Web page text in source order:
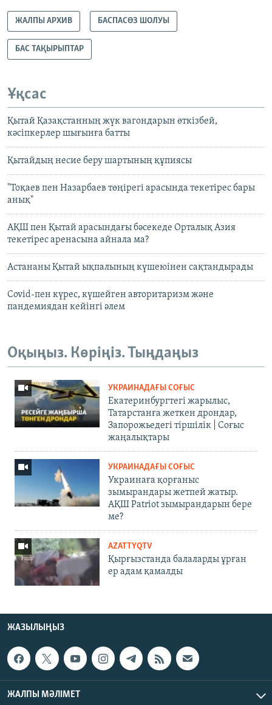
ЖАЛПЫ АРХИВ БАСПАСӨЗ ШОЛУЫ
БАС ТАҚЫРЫПТАР
Ұқсас
Қытай Қазақстанның жүк вагондарын өткізбей,
кәсіпкерлер шығынға батты
Қытайдың несие беру шартының құпиясы
"Тоқаев пен Назарбаев төңірегі арасында текетірес бары
анық"
АҚШ пен Қытай арасындағы бәсекеде Орталық Азия
текетірес аренасына айнала ма?
Астананы Қытай ықпалының күшеюінен сақтандырады
Covid-пен күрес, күшейген авторитаризм және
пандемиядан кейінгі әлем
Оқыңыз. Көріңіз. Тыңдаңыз
УКРАИНАДАҒЫ СОҒЫС
Екатеринбургтегі жарылыс,
Татарстанға жеткен дрондар,
Запорожьедегі тіршілік | Cоғыс
жаңалықтары
УКРАИНАДАҒЫ СОҒЫС
Украинаға қорғаныс
зымырандары жетпей жатыр.
АҚШ Patriot зымырандарын бере
ме?
AZATTYQTV
Қырғызстанда балаларды ұрған
ер адам қамалды
ЖАЗЫЛЫҢЫЗ
ЖАЛПЫ МӘЛІМЕТ